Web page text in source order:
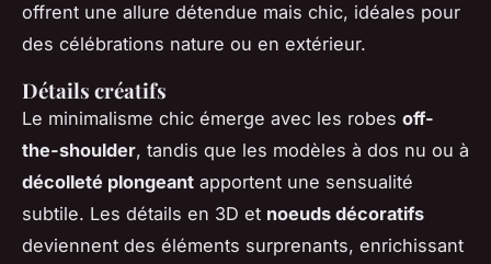
offrent une allure détendue mais chic, idéales pour
des célébrations nature ou en extérieur.
Détails créatifs
Le minimalisme chic émerge avec les robes off-
the-shoulder, tandis que les modèles à dos nu ou à
décolleté plongeant apportent une sensualité
subtile. Les détails en 3D et noeuds décoratifs
deviennent des éléments surprenants, enrichissant